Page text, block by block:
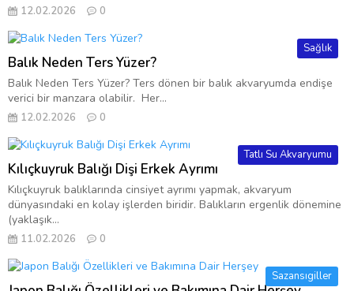
12.02.2026 0
Sağlık
Balık Neden Ters Yüzer?
Balık Neden Ters Yüzer? Ters dönen bir balık akvaryumda endişe
verici bir manzara olabilir. Her...
12.02.2026 0
Tatlı Su Akvaryumu
Kılıçkuyruk Balığı Dişi Erkek Ayrımı
Kılıçkuyruk balıklarında cinsiyet ayrımı yapmak, akvaryum
dünyasındaki en kolay işlerden biridir. Balıkların ergenlik dönemine
(yaklaşık...
11.02.2026 0
Sazansıgiller